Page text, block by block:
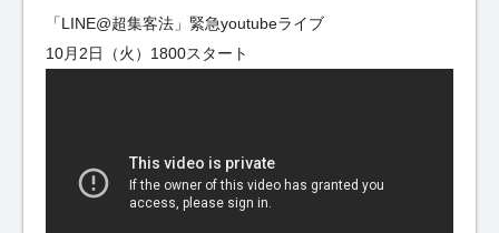
「LINE@超集客法」緊急youtubeライブ
10月2日（火）1800スタート